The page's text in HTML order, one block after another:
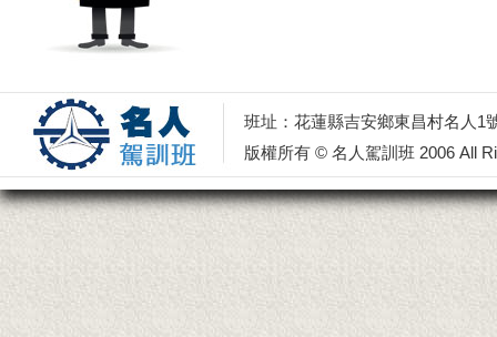
班址：花蓮縣吉安鄉東昌村名
版權所有 © 名人駕訓班 2006 All